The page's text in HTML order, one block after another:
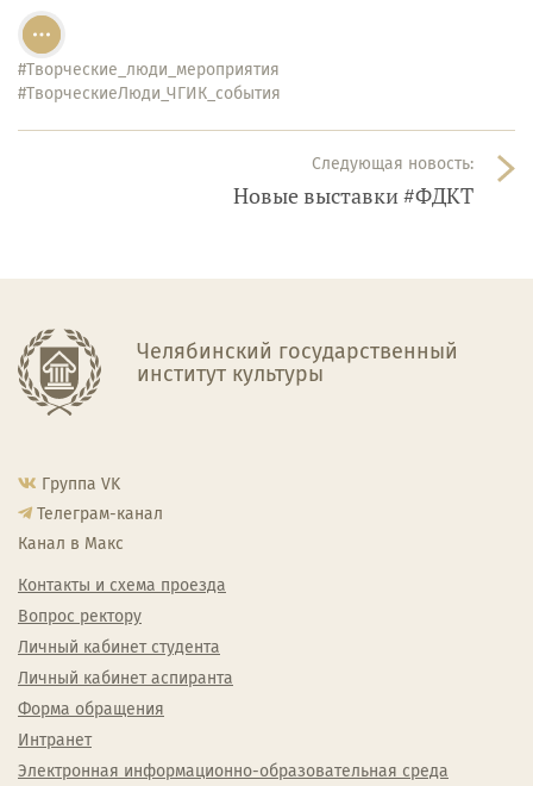
#Творческие_люди_мероприятия
#ТворческиеЛюди_ЧГИК_события
Следующая новость:
Новые выставки #ФДКТ
Челябинский государственный
институт культуры
Группа VK
Телеграм-канал
Канал в Макс
Контакты и схема проезда
Вопрос ректору
Личный кабинет студента
Личный кабинет аспиранта
Форма обращения
Интранет
Электронная информационно-образовательная среда